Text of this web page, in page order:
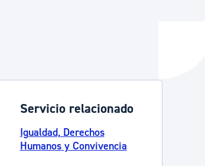
Servicio relacionado
Igualdad, Derechos
Humanos y Convivencia